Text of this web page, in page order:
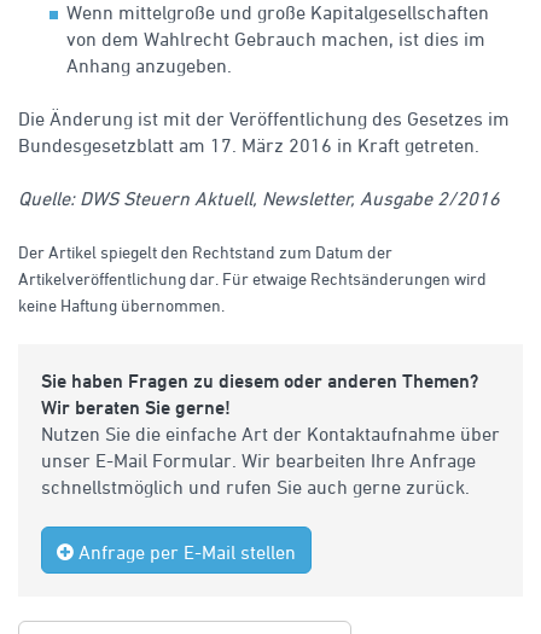
Wenn mittelgroße und große Kapitalgesellschaften
von dem Wahlrecht Gebrauch machen, ist dies im
Anhang anzugeben.
Die Änderung ist mit der Veröffentlichung des Gesetzes im
Bundesgesetzblatt am 17. März 2016 in Kraft getreten.
Quelle: DWS Steuern Aktuell, Newsletter, Ausgabe 2/2016
Der Artikel spiegelt den Rechtstand zum Datum der
Artikelveröffentlichung dar. Für etwaige Rechtsänderungen wird
keine Haftung übernommen.
Sie haben Fragen zu diesem oder anderen Themen?
Wir beraten Sie gerne!
Nutzen Sie die einfache Art der Kontaktaufnahme über
unser E-Mail Formular. Wir bearbeiten Ihre Anfrage
schnellstmöglich und rufen Sie auch gerne zurück.
Anfrage per E-Mail stellen